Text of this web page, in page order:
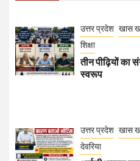
उत्तर प्रदेश खास
शिक्षा
तीन पीढ़ियों का
स्वरूप
उत्तर प्रदेश खास
देवरिया